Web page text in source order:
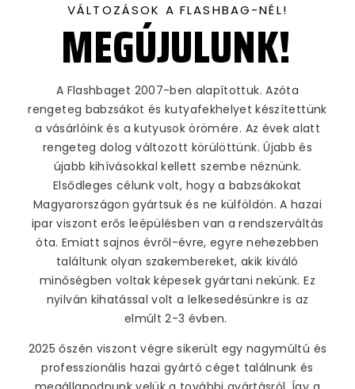
Nagy vizeshomok kutyafekhely
Kedves Látogató!
Tájékoztatjuk, hogy a honlapon a felhasználói élmény
honlapunk használatához szükséges, hogy
tájékoztatásunkat tudomásul vegye és elfogadja a
sütik használatát. Köszönjük!
VÁLTOZÁSOK A FLASHBAG-NÉL!
MEGÚJULUNK!
A Flashbaget 2007-ben alapítottuk. Azóta
rengeteg babzsákot és kutyafekhelyet készítettünk
a vásárlóink és a kutyusok örömére. Az évek alatt
rengeteg dolog változott körülöttünk. Újabb és
újabb kihívásokkal kellett szembe néznünk.
Elsődleges célunk volt, hogy a babzsákokat
Magyarországon gyártsuk és ne külföldön. A hazai
ipar viszont erős leépülésben van a rendszerváltás
óta. Emiatt sajnos évről-évre, egyre nehezebben
találtunk olyan szakembereket, akik kiváló
minőségben voltak képesek gyártani nekünk. Ez
nyilván kihatással volt a lelkesedésünkre is az
elmúlt 2-3 évben.
2025 őszén viszont végre sikerült egy nagymúltú és
professzionális hazai gyártó céget találnunk és